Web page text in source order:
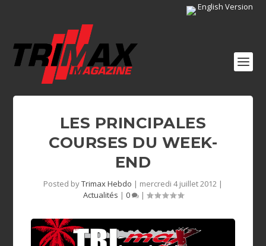
English Version
LES PRINCIPALES
COURSES DU WEEK-
END
Posted byTrimax Hebdo | mercredi 4 juillet 2012 |
Actualités | 0 |